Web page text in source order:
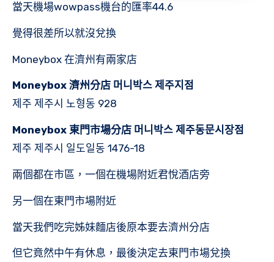
當天機場wowpass機台的匯率44.6
覺得很差所以就沒兌換
Moneybox 在濟州有兩家店
Moneybox 濟州分店 머니박스 제주지점
제주 제주시 노형동 928
Moneybox 東門市場分店 머니박스 제주동문시장점
제주 제주시 일도일동 1476-18
兩個都在市區，一個在機場附近君悅酒店旁
另一個在東門市場附近
當天我們吃完姊妹麵店後原本要去濟州分店
但它竟然中午有休息，最後決定去東門市場兌換